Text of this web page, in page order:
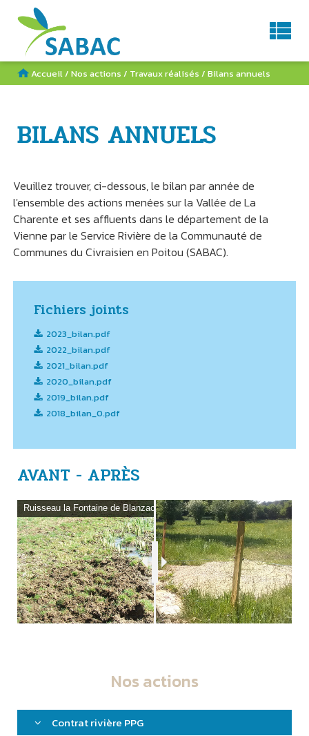
Service d'Aménagement du BAssin de la Charente
RECHERCHE
Accueil/ Nos actions / Travaux réalisés / Bilans annuels
BILANS ANNUELS
Veuillez trouver, ci-dessous, le bilan par année de
l'ensemble des actions menées sur la Vallée de La
Charente et ses affluents dans le département de la
Vienne par le Service Rivière de la Communauté de
Communes du Civraisien en Poitou (SABAC).
Fichiers joints
2023_bilan.pdf
2022_bilan.pdf
2021_bilan.pdf
2020_bilan.pdf
2019_bilan.pdf
2018_bilan_0.pdf
AVANT - APRÈS
Ruisseau la Fontaine de Blanzac
Nos actions
Contrat rivière PPG